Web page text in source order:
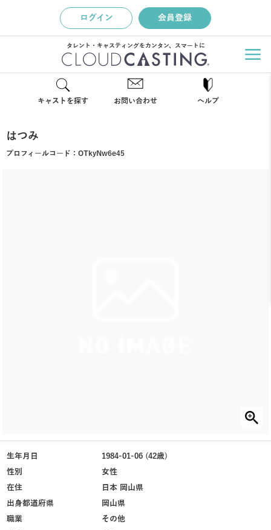
ログイン 会員登録
タレント・キャスティングをカンタン、スマートに
キャストを探す お問い合わせ ヘルプ
はつみ
プロフィールコード： OTkyNw6e45
生年月日
1984-01-06 (42歳)
性別
女性
在住
日本 岡山県
出身都道府県
岡山県
職業
その他